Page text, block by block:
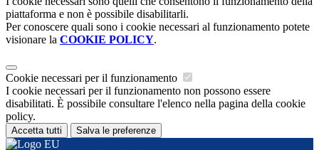
piattaforma e non è possibile disabilitarli.
Per conoscere quali sono i cookie necessari al funzionamento potete
visionare la COOKIE POLICY.
Cookie necessari per il funzionamento
I cookie necessari per il funzionamento non possono essere
disabilitati. È possibile consultare l'elenco nella pagina della cookie
policy.
Accetta tutti Salva le preferenze